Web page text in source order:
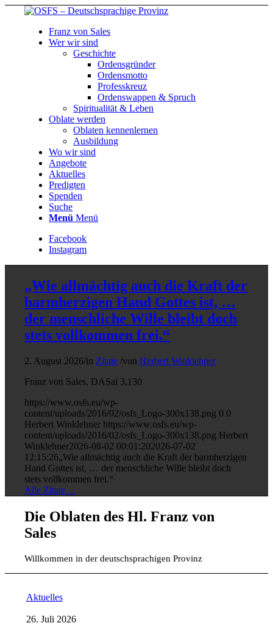
Franz von Sales
Wer wir sind
Geschichte
Ordensgründer
Ordensmotto
Professkreuz
Ordenswappen & Spruch
Spiritualität & Leben
Oblate werden
Oblaten kennenlernen
Ausbildung
Wo wir sind
Angebote
Aktuelles
Predigten
Spenden
Suche
Menü Menü
Facebook
Instagram
„Wie allmächtig auch die Kraft der
barmherzigen Hand Gottes ist, …
der menschliche Wille bleibt doch
stets vollkommen frei.“
2. August 2026/in Zitate /vonHerbert Winklehner
Franz von Sales, DASal 3,130
https://www.osfs.eu/wp-
content/uploads/2016/02/osfs_Logo-300x138.png 0 0
Herbert Winklehner https://www.osfs.eu/wp-
content/uploads/2016/02/osfs_Logo-300x138.png Herbert
Winklehner2026-08-02 00:01:202026-07-02
12:15:26„Wie allmächtig auch die Kraft der barmherzigen
Hand Gottes ist, … der menschliche Wille bleibt doch
stets vollkommen frei.“
Alle Zitate ...
Die Oblaten des Hl. Franz von
Sales
Willkommen in der deutschsprachigen Provinz
Aktuelles
26. Juli 2026